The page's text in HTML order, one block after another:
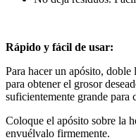
Rápido y fácil de usar:
Para hacer un apósito, doble
para obtener el grosor
suficientemente grande para
Coloque el apósito sobre la
envuélvalo firmemente.